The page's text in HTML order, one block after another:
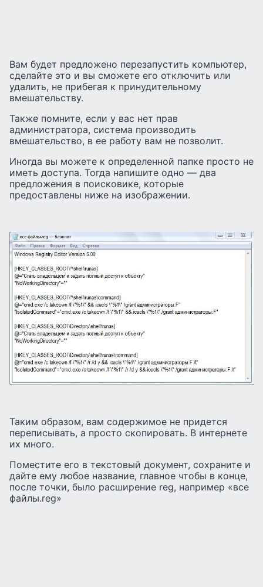
Вам будет предложено перезапустить компьютер,
сделайте это и вы сможете его отключить или
удалить, не прибегая к принудительному
вмешательству.
Также помните, если у вас нет прав
администратора, система производить
вмешательство, в ее работу вам не позволит.
Иногда вы можете к определенной папке просто не
иметь доступа. Тогда напишите одно — два
предложения в поисковике, которые
предоставлены ниже на изображении.
Таким образом, вам содержимое не придется
переписывать, а просто скопировать. В интернете
их много.
Поместите его в текстовый документ, сохраните и
дайте ему любое название, главное чтобы в конце,
после точки, было расширение reg, например «все
файлы.reg»